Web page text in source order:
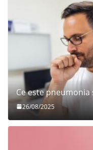
Ce este
26/08/2025